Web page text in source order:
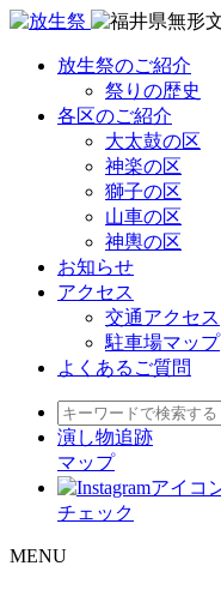
放生祭のご紹介
祭りの歴史
各区のご紹介
大太鼓の区
神楽の区
獅子の区
山車の区
神輿の区
お知らせ
アクセス
交通アクセス
駐車場マップ
よくあるご質問
演し物追跡
マップ
チェック
MENU